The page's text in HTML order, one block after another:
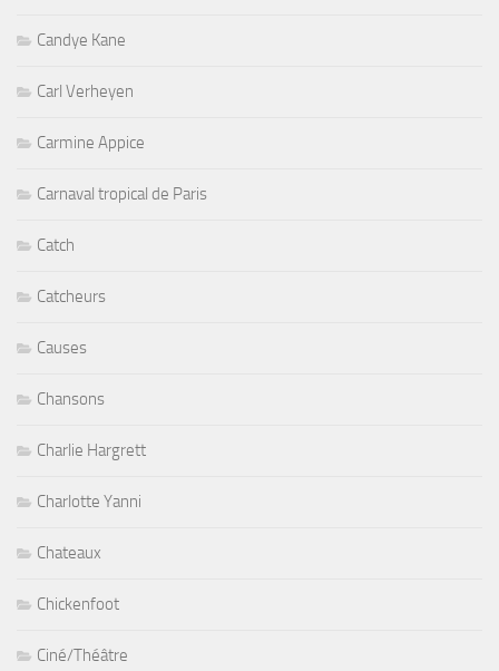
Candye Kane
Carl Verheyen
Carmine Appice
Carnaval tropical de Paris
Catch
Catcheurs
Causes
Chansons
Charlie Hargrett
Charlotte Yanni
Chateaux
Chickenfoot
Ciné/Théâtre